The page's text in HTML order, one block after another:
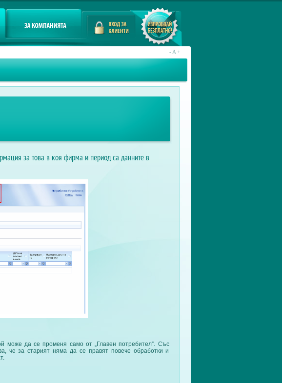
Регистрация
Регистрация
- A +
за това в коя фирма и период са данните в
може да се променя само от „Главен потребител”. Със
че за старият няма да се правят повече обработки и